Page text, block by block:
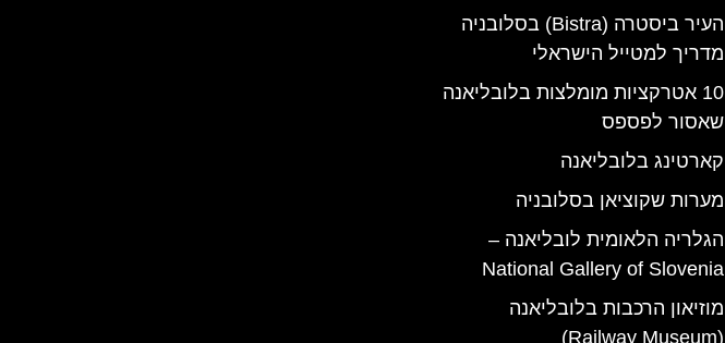
העיר ביסטרה (Bistra) בסלובניה
מדריך למטייל הישראלי
10 אטרקציות מומלצות בלובליאנה
שאסור לפספס
קארטינג בלובליאנה
מערות שקוציאן בסלובניה
הגלריה הלאומית לובליאנה –
National Gallery of Slovenia
מוזיאון הרכבות בלובליאנה
(Railway Museum)